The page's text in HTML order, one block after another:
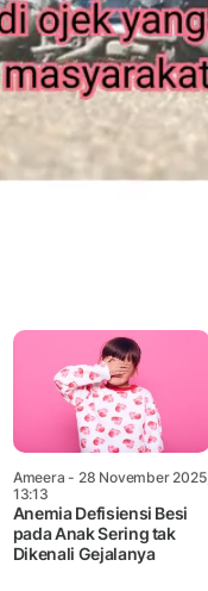
Ameera - 28 November 2025,
13:13
Anemia Defisiensi Besi
pada Anak Sering tak
Dikenali Gejalanya